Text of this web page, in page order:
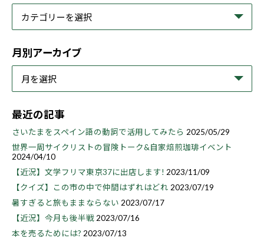
月別アーカイブ
最近の記事
さいたまをスペイン語の動詞で活用してみたら 2025/05/29
世界一周サイクリストの冒険トーク&自家焙煎珈琲イベント
2024/04/10
【近況】文学フリマ東京37に出店します! 2023/11/09
【クイズ】この市の中で仲間はずれはどれ 2023/07/19
暑すぎると旅もままならない 2023/07/17
【近況】今月も後半戦 2023/07/16
本を売るためには? 2023/07/13